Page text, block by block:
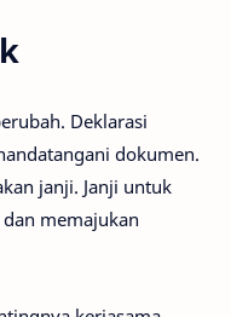
Deklarasi
dokumen.
janji. Janji untuk
memajukan